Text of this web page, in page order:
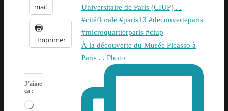
mail
Imprimer
J’aime
ça :
Chargement…
À la découverte du Musée Picasso à
Paris . . Photo